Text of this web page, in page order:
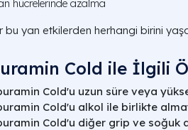
hücrelerinde azalma
bu yan etkilerden herhangi birini
Cold ile İlgili
Cold'u uzun süre veya
Cold'u alkol ile birlikte
Cold'u diğer grip ve soğuk